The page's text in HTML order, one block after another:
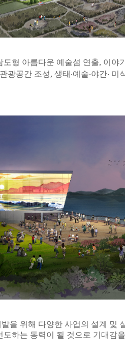
형 아름다운 예술섬 연출, 이
광공간 조성, 생태‧예술‧야간‧
을 위해 다양한 사업의 설계 및
하는 동력이 될 것으로 기대감